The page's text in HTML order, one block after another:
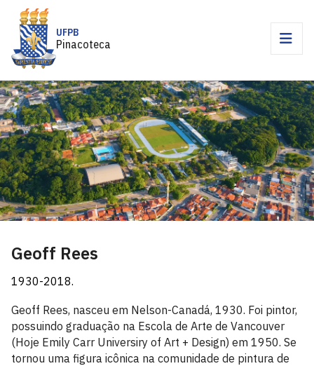
UFPB
Pinacoteca
Geoff Rees
1930-2018.
Geoff Rees, nasceu em Nelson-Canadá, 1930. Foi pintor,
possuindo graduação na Escola de Arte de Vancouver
(Hoje Emily Carr Universiry of Art + Design) em 1950. Se
tornou uma figura icônica na comunidade de pintura de